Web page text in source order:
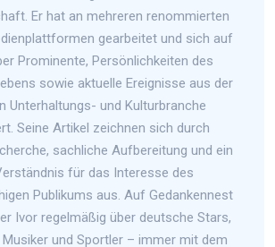
Er hat an mehreren renommierten
gearbeitet und sich auf
Prominente, Persönlichkeiten des
sowie aktuelle Ereignisse aus der
Unterhaltungs- und Kulturbranche
Seine Artikel zeichnen sich durch
sachliche Aufbereitung und ein
für das Interesse des
Publikums aus. Auf Gedankennest
Ivor regelmäßig über deutsche Stars,
Musiker und Sportler – immer mit dem